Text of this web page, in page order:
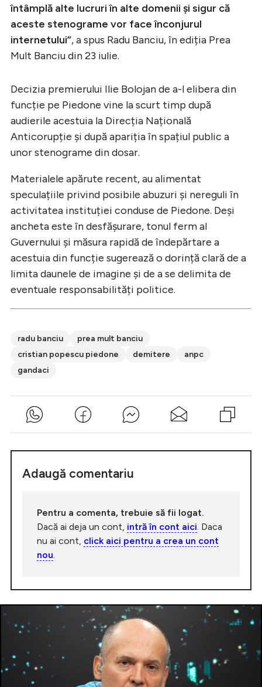
întâmplă alte lucruri în alte domenii și sigur că
aceste stenograme vor face înconjurul
internetului”, a spus Radu Banciu, în ediția Prea
Mult Banciu din 23 iulie.
Decizia premierului Ilie Bolojan de a-l elibera din
funcție pe Piedone vine la scurt timp după
audierile acestuia la Direcția Națională
Anticorupție și după apariția în spațiul public a
unor stenograme din dosar.
Materialele apărute recent, au alimentat
speculațiile privind posibile abuzuri și nereguli în
activitatea instituției conduse de Piedone. Deși
ancheta este în desfășurare, tonul ferm al
Guvernului și măsura rapidă de îndepărtare a
acestuia din funcție sugerează o dorință clară de a
limita daunele de imagine și de a se delimita de
eventuale responsabilități politice.
radu banciu
prea mult banciu
cristian popescu piedone
demitere
anpc
gandaci
Adaugă comentariu
Pentru a comenta, trebuie să fii logat.
Dacă ai deja un cont, intră în cont aici. Daca
nu ai cont, click aici pentru a crea un cont
nou.